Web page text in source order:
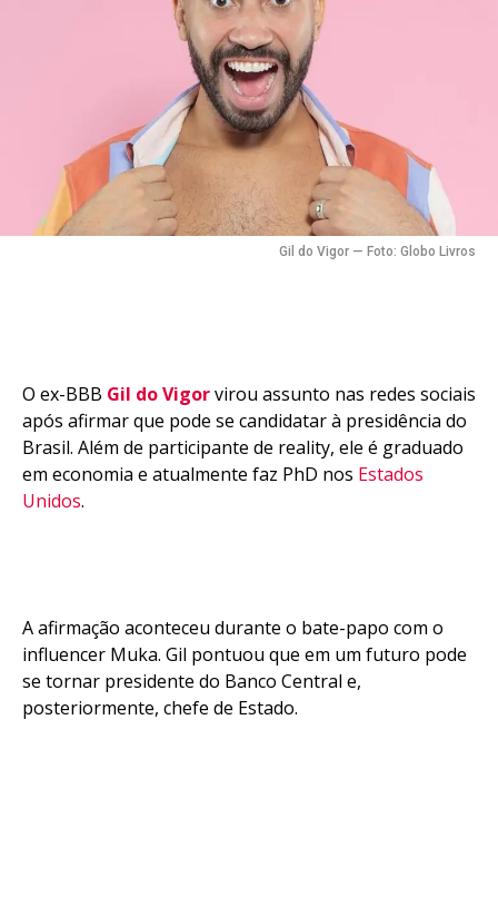
Gil do Vigor — Foto: Globo Livros
O ex-BBB Gil do Vigorvirou assunto nas redes sociais
após afirmar que pode se candidatar à presidência do
Brasil. Além de participante de reality, ele é graduado
em economia e atualmente faz PhD nos Estados
Unidos.
A afirmação aconteceu durante o bate-papo com o
influencer Muka. Gil pontuou que em um futuro pode
se tornar presidente do Banco Central e,
posteriormente, chefe de Estado.
Whatsapp
Email